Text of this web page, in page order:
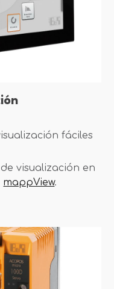
fáciles
visualización en
mappView.